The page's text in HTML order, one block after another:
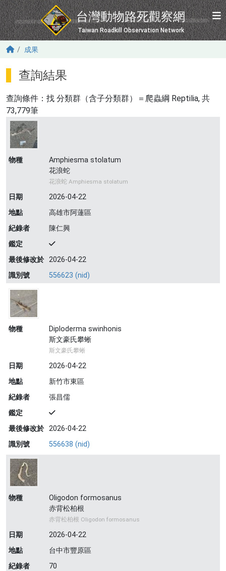
移至主內容
台灣動物路死觀察網
Taiwan Roadkill Observation Network
成果
查詢結果
查詢條件：找 分類群（含子分類群）＝爬蟲綱 Reptilia, 共
73,779筆
物種
Amphiesma stolatum
花浪蛇
花浪蛇 Amphiesma stolatum
日期
2026-04-22
地點
高雄市阿蓮區
紀錄者
陳仁興
鑑定
最後修改於 2026-04-22
識別號
556623 (nid)
物種
Diploderma swinhonis
斯文豪氏攀蜥
斯文豪氏攀蜥
日期
2026-04-22
地點
新竹市東區
紀錄者
張昌儒
鑑定
最後修改於 2026-04-22
識別號
556638 (nid)
物種
Oligodon formosanus
赤背松柏根
赤背松柏根 Oligodon formosanus
日期
2026-04-22
地點
台中市豐原區
紀錄者
70